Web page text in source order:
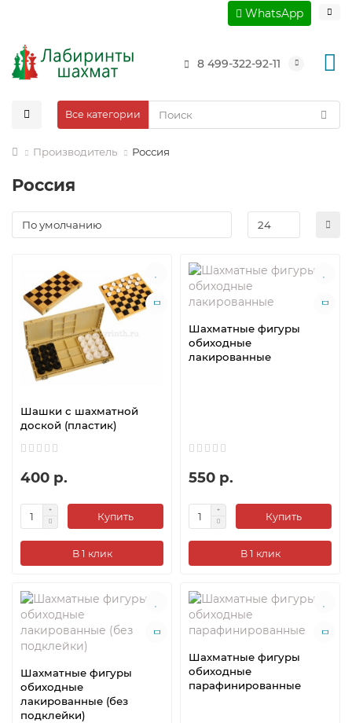
WhatsApp
8 499-322-92-11
Все категории
Производитель Россия
Россия
Шашки с шахматной
доской (пластик)
400 р.
Купить
В 1 клик
Шахматные фигуры
обиходные
лакированные
550 р.
Купить
В 1 клик
Шахматные фигуры
обиходные
лакированные (без
подклейки)
Шахматные фигуры
обиходные
парафинированные